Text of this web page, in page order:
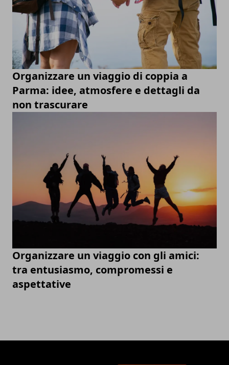
Organizzare un viaggio di coppia a
Parma: idee, atmosfere e dettagli da
non trascurare
Organizzare un viaggio con gli amici:
tra entusiasmo, compromessi e
aspettative